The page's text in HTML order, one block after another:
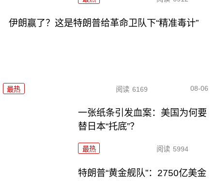
伊朗赢了？这是特朗普给革命卫队下“精准毒计”
最热 阅读 6169 08-06
一张纸条引发血案：美国为何要
替日本“托底”？
最热 阅读 5994
特朗普“黄金舰队”：2750亿美金